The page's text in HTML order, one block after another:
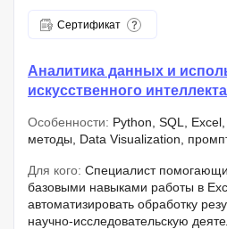
Сертификат
Аналитика данных и
искусственного
Особенности: Python, SQL, Excel,
методы, Data Visualization,
Для кого: Специалист
базовыми навыками работы в
автоматизировать обработку
научно-исследовательскую